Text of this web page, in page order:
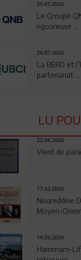
29.07.2026
Le Groupe
rigoureuse ...
24.07.2026
La BERD et
partenariat ...
LU
23.04.2026
Vient de
17.03.2026
Noureddine
Moyen-
14.03.2026
Hammam-